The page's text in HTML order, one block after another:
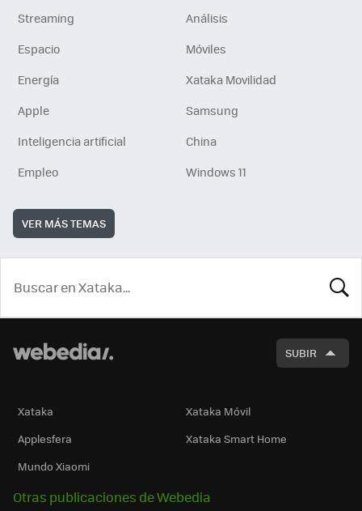
Streaming
Análisis
Espacio
Móviles
Energía
Xataka Movilidad
Apple
Samsung
Inteligencia artificial
China
Empleo
Windows 11
VER MÁS TEMAS
SUBIR
Xataka
Xataka Móvil
Applesfera
Xataka Smart Home
Mundo Xiaomi
Otras publicaciones de Webedia